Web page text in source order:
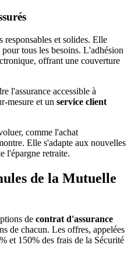
responsables et solides. Elle
pour tous les besoins. L'adhésion
offrant une couverture
l'assurance accessible à
mesure et un service client
comme l'achat
Elle s'adapte aux nouvelles
l'épargne retraite.
de la Mutuelle
de contrat d'assurance
de chacun. Les offres, appelées
et 150% des frais de la Sécurité